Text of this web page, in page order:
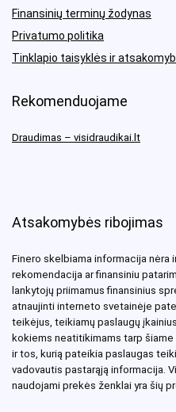
Finansinių terminų žodynas
Privatumo politika
Tinklapio taisyklės ir
Rekomenduojame
Draudimas – visidraudikai.lt
Atsakomybės ribojimas
Finero skelbiama informacija nėra
rekomendacija ar finansiniu
lankytojų priimamus finansinius
atnaujinti interneto svetainėje
teikėjus, teikiamų paslaugų
kokiems neatitikimams tarp
ir tos, kurią pateikia paslaugas
vadovautis pastarąją informacija.
naudojami prekės ženklai yra šių